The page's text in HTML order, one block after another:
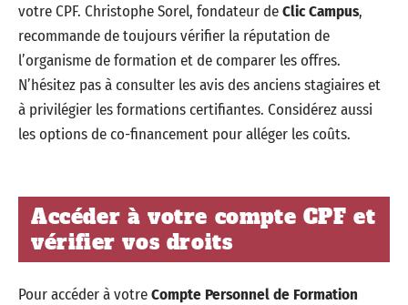
votre CPF. Christophe Sorel, fondateur deClic Campus,
recommande de toujours vérifier la réputation de
l’organisme de formation et de comparer les offres.
N’hésitez pas à consulter les avis des anciens stagiaires et
à privilégier les formations certifiantes. Considérez aussi
les options de co-financement pour alléger les coûts.
Accéder à votre compte CPF et
vérifier vos droits
Pour accéder à votreCompte Personnel de Formation